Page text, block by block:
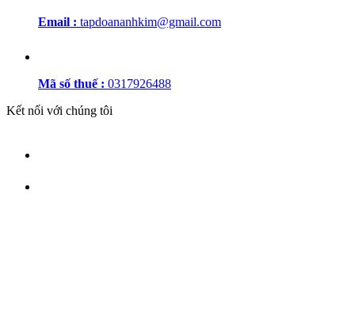
Email : tapdoananhkim@gmail.com
Mã số thuế : 0317926488
Kết nối với chúng tôi